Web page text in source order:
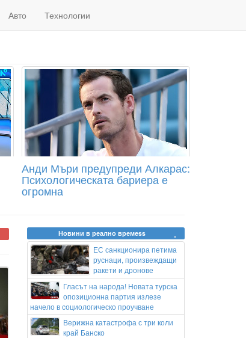
Авто Технологии
Анди Мъри предупреди Алкарас:
Психологическата бариера е
огромна
Новини в реално времеss
ЕС санкционира петима
руснаци, произвеждащи
ракети и дронове
Гласът на народа! Новата турска
опозиционна партия излезе
начело в социологическо проучване
Верижна катастрофа с три коли
край Банско